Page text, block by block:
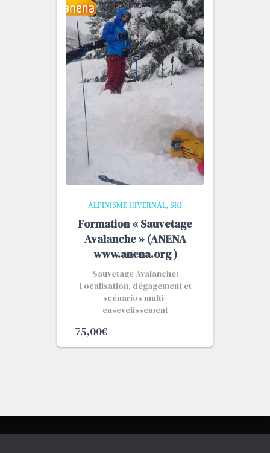
ALPINISME HIVERNAL SKI
Formation « Sauvetage
Avalanche » (ANENA
www.anena.org )
Sauvetage Avalanche:
Localisation, dégagement et
scénarios multi-
ensevelissement
75,00€